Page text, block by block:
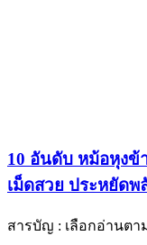
10 อันดับ หม้อหุงข้
เม็ดสวย ประหยัดพ
สารบัญ : เลือกอ่านต